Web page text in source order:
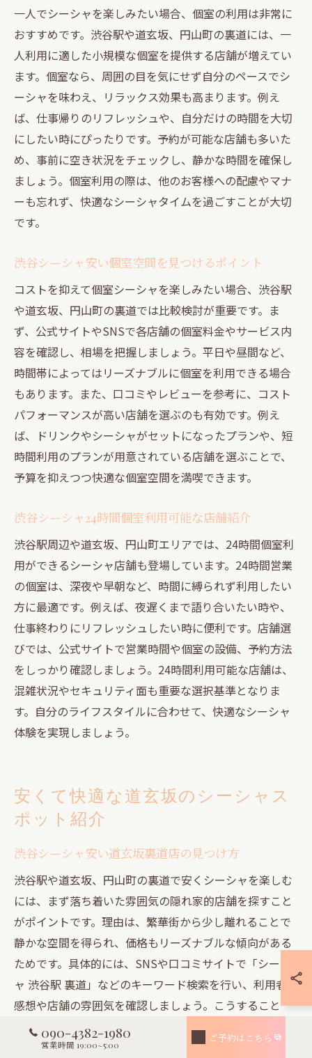
一人でシーシャを楽しみたい場合、個室の利用は非常に
おすすめです。渋谷駅や道玄坂、円山町の裏道には、一
人利用に適した小規模な個室を提供する店舗が増えてい
ます。個室なら、周囲の目を気にせず自分のペースでシ
ーシャを味わえ、リラックス効果も高まります。例え
ば、仕事帰りのリフレッシュや、自分だけの時間を大切
にしたい時にぴったりです。予約が可能な店舗も多いた
め、事前に空き状況をチェックし、静かな時間を確保し
ましょう。個室利用の際は、他のお客様への配慮やマナ
ーも忘れず、快適なシーシャタイムを過ごすことが大切
です。
渋谷シーシャ安い個室空間を見つけるポイント
コストを抑えて個室シーシャを楽しみたい場合、渋谷駅
や道玄坂、円山町の裏道では比較検討が重要です。ま
ず、公式サイトやSNSで各店舗の個室料金やサービス内
容を確認し、相場を把握しましょう。平日や昼間など、
時間帯によってはリーズナブルに個室を利用できる場合
もあります。また、口コミやレビューを参考に、コスト
パフォーマンスが高い店舗を選ぶのも有効です。例え
ば、ドリンクやシーシャがセットになったプランや、短
時間利用のプランが用意されている店舗を選ぶことで、
予算を抑えつつ快適な個室空間を満喫できます。
渋谷シーシャ24時間個室利用可能な店舗紹介
渋谷駅周辺や道玄坂、円山町エリアでは、24時間個室利
用ができるシーシャ店舗も登場しています。24時間営業
の個室は、深夜や早朝など、時間に縛られず利用したい
方に最適です。例えば、夜遅くまで語り合いたい時や、
仕事終わりにリフレッシュしたい時に便利です。店舗選
びでは、公式サイトで営業時間や個室の設備、予約方法
をしっかり確認しましょう。24時間利用可能な店舗は、
混雑状況やセキュリティ面も重要な選択基準となりま
す。自分のライフスタイルに合わせて、快適なシーシャ
体験を実現しましょう。
安くて快適な道玄坂のシーシャス
ポット紹介
渋谷シーシャ安い道玄坂裏道店の見つけ方
渋谷駅や道玄坂、円山町の裏道で安くシーシャを楽しむ
には、まず落ち着いた雰囲気の隠れ家的店舗を探すこと
がポイントです。理由は、繁華街から少し離れることで
静かな空間を得られ、価格もリーズナブルな傾向がある
ためです。具体的には、SNSや口コミサイトで「シーシ
ャ 渋谷駅 裏道」などのキーワード検索を行い、利用者の
感想や店舗の雰囲気を確認しましょう。こうすること
で、コストパフォーマンスの高いスポットが見つかりや
すくなります。裏道の店舗は混雑が少ない場合も多く、
090-4382-1980
営業時間 19:00~5:00
ご予約はこちら